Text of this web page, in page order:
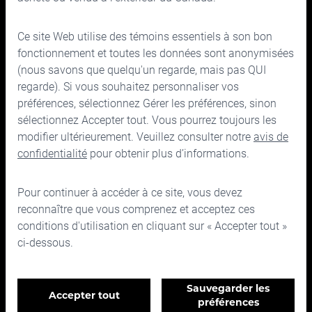
150, rue Bloor Ouest, bureau 700
Toronto (Ontario) M5S 2X9
Téléphone :
1.866.757.7207
Télécopieur :
416.963.5060
1.866.757.7287
Courriel :
info@cymbria.com
Désistement
Avis de confidentialité et juridique
Conditions d'utilisation
politique de confidentialité
Ce site Web utilise des témoins essentiels à son bon
fonctionnement et toutes les données sont anonymisées
(nous savons que quelqu'un regarde, mais pas QUI
regarde). Si vous souhaitez personnaliser vos
préférences, sélectionnez Gérer les préférences, sinon
sélectionnez Accepter tout. Vous pourrez toujours les
modifier ultérieurement. Veuillez consulter notreavis de
confidentialité pour obtenir plus d’informations.
Pour continuer à accéder à ce site, vous devez
reconnaître que vous comprenez et acceptez ces
conditions d'utilisation en cliquant sur « Accepter tout »
ci-dessous.
Témoins essentiels
Accepter tout
Sauvegarder les
préférences